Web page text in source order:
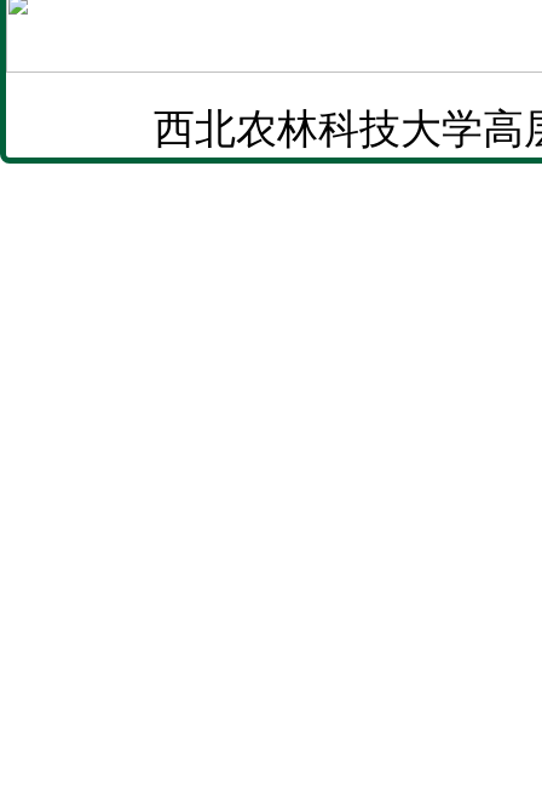
西北农林科技大学高